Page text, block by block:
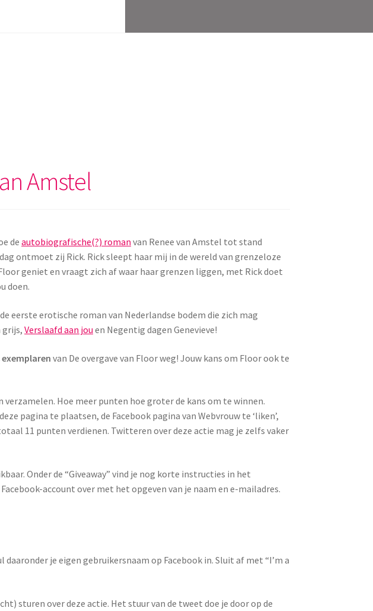
Amstel
deautobiografische(?) roman van Renee van Amstel tot stand
ontmoet zij Rick. Rick sleept haar mij in de wereld van grenzeloze
geniet en vraagt zich af waar haar grenzen liggen, met Rick doet
doen.
eerste erotische roman van Nederlandse bodem die zich mag
grijs,Verslaafd aan jou en Negentig dagen Genevieve!
van De overgave van Floor weg! Jouw kans om Floor ook te
verzamelen. Hoe meer punten hoe groter de kans om te winnen.
pagina te plaatsen, de Facebook pagina van Webvrouw te ‘liken’,
11 punten verdienen. Twitteren over deze actie mag je zelfs vaker
Onder de “Giveaway” vind je nog korte instructies in het
account over met het opgeven van je naam en e-mailadres.
je eigen gebruikersnaam op Facebook in. Sluit af met “I’m a
sturen over deze actie. Het stuur van de tweet doe je door op de